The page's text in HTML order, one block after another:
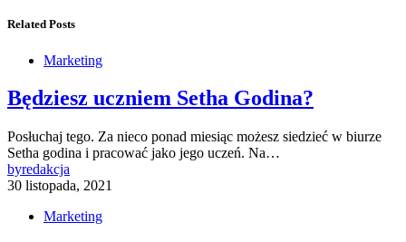
Related Posts
Marketing
Będziesz uczniem Setha Godina?
Posłuchaj tego. Za nieco ponad miesiąc możesz siedzieć w biurze
Setha godina i pracować jako jego uczeń. Na…
byredakcja
30 listopada, 2021
Marketing